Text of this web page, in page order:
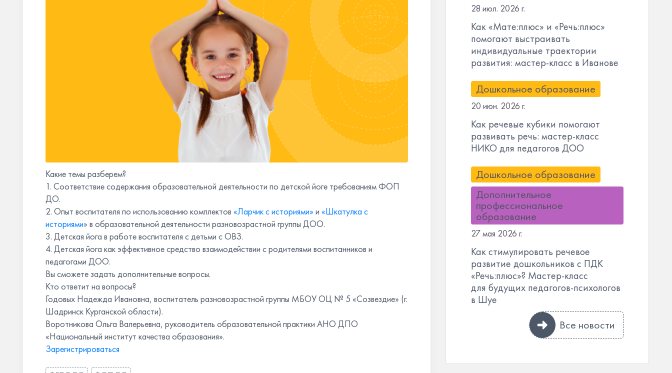
Какие темы разберем?
1. Соответствие содержания образовательной деятельности по детской йоге требованиям ФОП
ДО.
2. Опыт воспитателя по использованию комплектов «Ларчик с историями» и «Шкатулка с
историями» в образовательной деятельности разновозрастной группы ДОО.
3. Детская йога в работе воспитателя с детьми с ОВЗ.
4. Детская йога как эффективное средство взаимодействии с родителями воспитанников и
педагогами ДОО.
Вы сможете задать дополнительные вопросы.
Кто ответит на вопросы?
Годовых Надежда Ивановна, воспитатель разновозрастной группы МБОУ ОЦ № 5 «Созвездие» (г.
Шадринск Курганской области).
Воротникова Ольга Валерьевна, руководитель образовательной практики АНО ДПО
«Национальный институт качества образования».
Зарегистрироваться
28 июл. 2026 г.
Как «Мате:плюс» и «Речь:плюс»
помогают выстраивать
индивидуальные траектории
развития: мастер-класс в Иванове
Дошкольное образование
20 июн. 2026 г.
Как речевые кубики помогают
развивать речь: мастер-класс
НИКО для педагогов ДОО
Дошкольное образование
Дополнительное
профессиональное
образование
27 мая 2026 г.
Как стимулировать речевое
развитие дошкольников с ПДК
«Речь:плюс»? Мастер-класс
для будущих педагогов-психологов
в Шуе
Все новости